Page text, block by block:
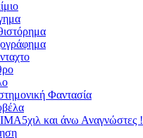
Φαντασία
5χιλ και άνω Αναγνώστες !